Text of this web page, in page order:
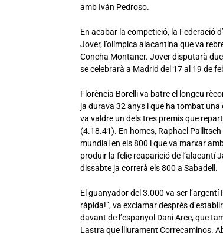
amb Iván Pedroso.
En acabar la competició, la Federació
Jover, l’olímpica alacantina que va
Concha Montaner. Jover disputarà
se celebrarà a Madrid del 17 al 19 de
Florència Borelli va batre el longeu
ja durava 32 anys i que ha tombat
va valdre un dels tres premis que
(4.18.41). En homes, Raphael
mundial en els 800 i que va marxar
produir la feliç reaparició de l’alacantí
dissabte ja correrà els 800 a Sabadell.
El guanyador del 3.000 va ser
ràpida!”, va exclamar després
davant de l’espanyol Dani Arce, que
Lastra que lliurament Correcaminos.